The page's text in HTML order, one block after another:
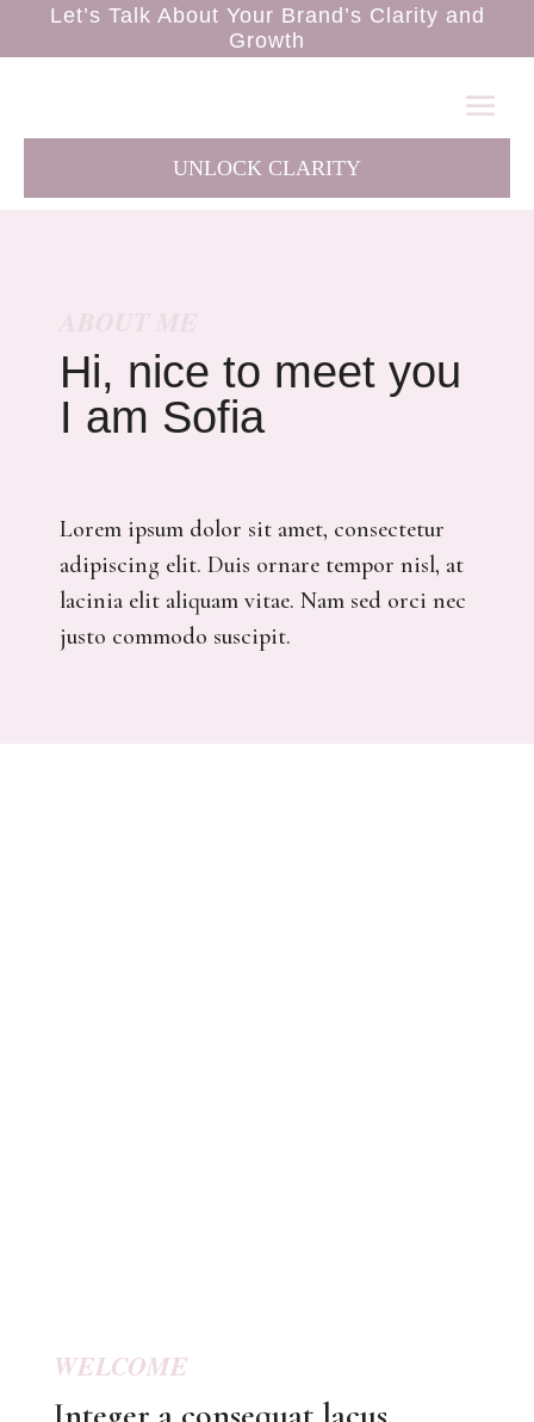
Let’s Talk About Your Brand’s Clarity and
Growth
UNLOCK CLARITY
Hi, nice to meet you
I am Sofia
Lorem ipsum dolor sit amet, consectetur
adipiscing elit. Duis ornare tempor nisl, at
lacinia elit aliquam vitae. Nam sed orci nec
justo commodo suscipit.
WELCOME